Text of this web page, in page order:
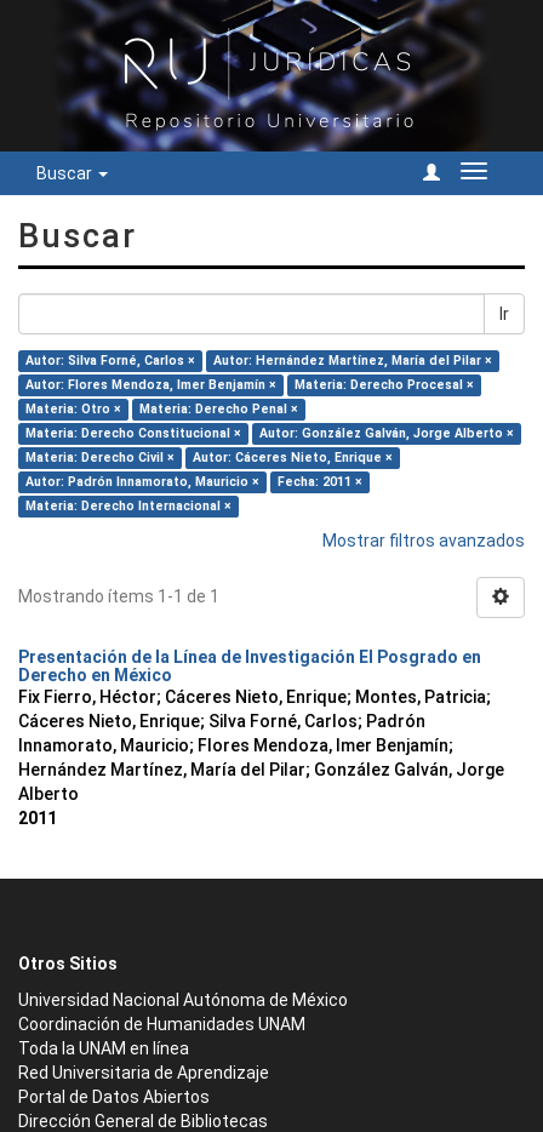
Buscar
Cambiar
Buscar
Ir
Autor: Silva Forné, Carlos ×
Autor: Hernández Martínez, María del Pilar ×
Autor: Flores Mendoza, Imer Benjamín ×
Materia: Derecho Procesal ×
Materia: Otro ×
Materia: Derecho Penal ×
Materia: Derecho Constitucional ×
Autor: González Galván, Jorge Alberto ×
Materia: Derecho Civil ×
Autor: Cáceres Nieto, Enrique ×
Autor: Padrón Innamorato, Mauricio ×
Fecha: 2011 ×
Materia: Derecho Internacional ×
Mostrar filtros avanzados
Mostrando ítems 1-1 de 1
Presentación de la Línea de Investigación El Posgrado en
Derecho en México
Fix Fierro, Héctor; Cáceres Nieto, Enrique; Montes, Patricia;
Cáceres Nieto, Enrique; Silva Forné, Carlos; Padrón
Innamorato, Mauricio; Flores Mendoza, Imer Benjamín;
Hernández Martínez, María del Pilar; González Galván, Jorge
Alberto
2011
Otros Sitios
Universidad Nacional Autónoma de México
Coordinación de Humanidades UNAM
Toda la UNAM en línea
Red Universitaria de Aprendizaje
Portal de Datos Abiertos
Dirección General de Bibliotecas